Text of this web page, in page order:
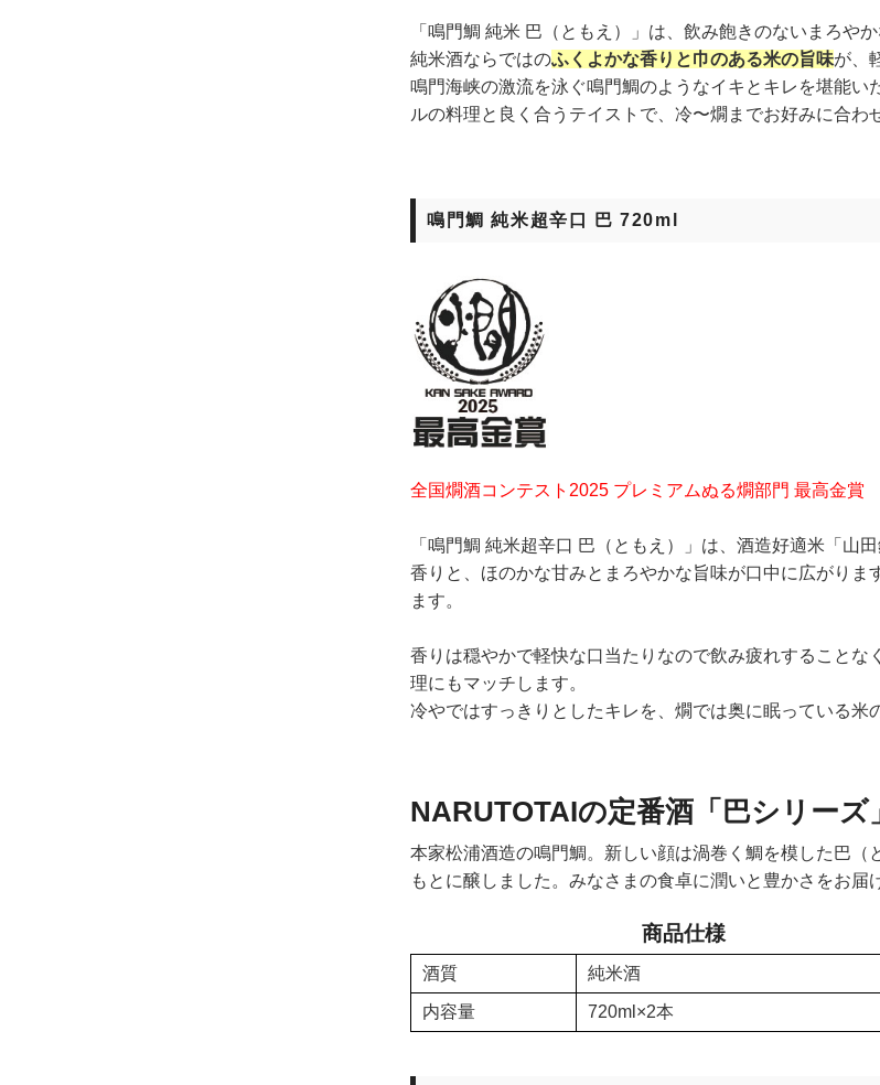
「鳴門鯛 純米 巴（ともえ）」は、飲み飽きのないまろやか
純米酒ならではのふくよかな香りと巾のある米の旨味が、
鳴門海峡の激流を泳ぐ鳴門鯛のようなイキとキレを堪能
ルの料理と良く合うテイストで、冷〜燗までお好みに合わ
鳴門鯛 純米超辛口 巴 720ml
全国燗酒コンテスト2025 プレミアムぬる燗部門 最高金賞
「鳴門鯛 純米超辛口 巴（ともえ）」は、酒造好適米「山
香りと、ほのかな甘みとまろやかな旨味が口中に広がりま
ます。
香りは穏やかで軽快な口当たりなので飲み疲れすること
理にもマッチします。
冷やではすっきりとしたキレを、燗では奥に眠っている米
NARUTOTAIの定番酒「巴シリーズ
本家松浦酒造の鳴門鯛。新しい顔は渦巻く鯛を模した巴
もとに醸しました。みなさまの食卓に潤いと豊かさをお届
商品仕様
酒質 純米酒
内容量 720ml×2本